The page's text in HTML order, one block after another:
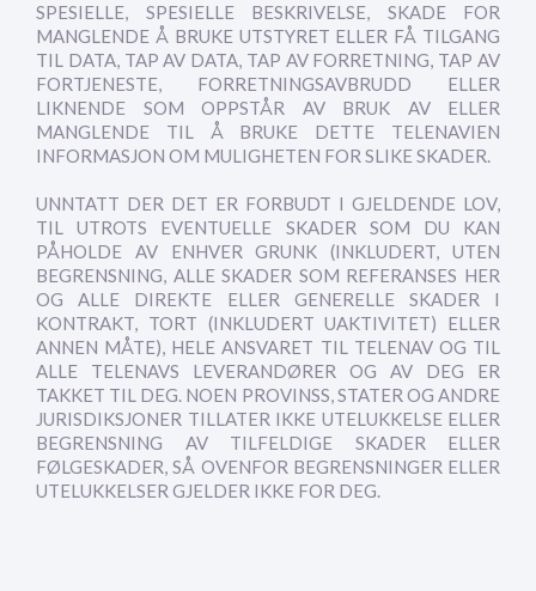
SPESIELLE, SPESIELLE BESKRIVELSE, SKADE FOR
MANGLENDE Å BRUKE UTSTYRET ELLER FÅ TILGANG
TIL DATA, TAP AV DATA, TAP AV FORRETNING, TAP AV
FORTJENESTE, FORRETNINGSAVBRUDD ELLER
LIKNENDE SOM OPPSTÅR AV BRUK AV ELLER
MANGLENDE TIL Å BRUKE DETTE TELENAVIEN
INFORMASJON OM MULIGHETEN FOR SLIKE SKADER.
UNNTATT DER DET ER FORBUDT I GJELDENDE LOV,
TIL UTROTS EVENTUELLE SKADER SOM DU KAN
PÅHOLDE AV ENHVER GRUNK (INKLUDERT, UTEN
BEGRENSNING, ALLE SKADER SOM REFERANSES HER
OG ALLE DIREKTE ELLER GENERELLE SKADER I
KONTRAKT, TORT (INKLUDERT UAKTIVITET) ELLER
ANNEN MÅTE), HELE ANSVARET TIL TELENAV OG TIL
ALLE TELENAVS LEVERANDØRER OG AV DEG ER
TAKKET TIL DEG. NOEN PROVINSS, STATER OG ANDRE
JURISDIKSJONER TILLATER IKKE UTELUKKELSE ELLER
BEGRENSNING AV TILFELDIGE SKADER ELLER
FØLGESKADER, SÅ OVENFOR BEGRENSNINGER ELLER
UTELUKKELSER GJELDER IKKE FOR DEG.